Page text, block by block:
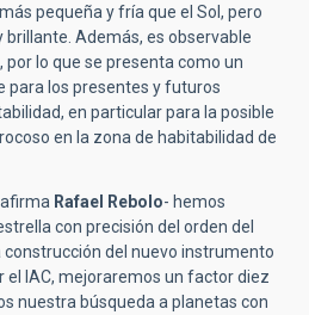
pequeña y fría que el Sol, pero
Además, es observable
lo que se presenta como un
para los presentes y futuros
en particular para la posible
en la zona de habitabilidad de
Rafael Rebolo- hemos
con precisión del orden del
del nuevo instrumento
el IAC, mejoraremos un factor diez
nuestra búsqueda a planetas con